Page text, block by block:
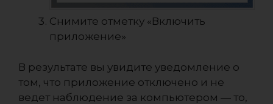
Снимите отметку «Включить
приложение»
В результате вы увидите уведомление о
том, что приложение отключено и не
ведет наблюдение за компьютером — то,